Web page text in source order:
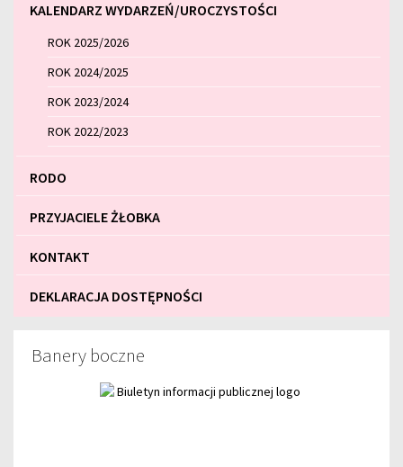
KALENDARZ WYDARZEŃ/UROCZYSTOŚCI
ROK 2025/2026
ROK 2024/2025
ROK 2023/2024
ROK 2022/2023
RODO
PRZYJACIELE ŻŁOBKA
KONTAKT
DEKLARACJA DOSTĘPNOŚCI
Banery boczne